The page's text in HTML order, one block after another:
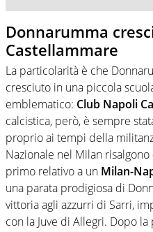
Donnarumma
Castellammare
La particolarità è che
cresciuto in una piccola
emblematico: Club Napoli
calcistica, però, è sempre
proprio ai tempi della
Nazionale nel Milan risalgono
primo relativo a un Milan-
una parata prodigiosa di
vittoria agli azzurri di Sarri,
con la Juve di Allegri. Dopo